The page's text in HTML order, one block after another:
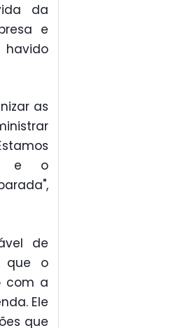
da
e
as
e o
de
que o
com a
Ele
que